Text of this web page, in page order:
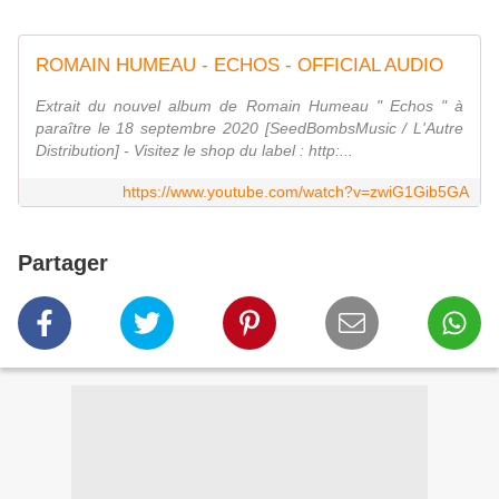
ROMAIN HUMEAU - ECHOS - OFFICIAL AUDIO
Extrait du nouvel album de Romain Humeau " Echos " à
paraître le 18 septembre 2020 [SeedBombsMusic / L'Autre
Distribution] - Visitez le shop du label : http:...
https://www.youtube.com/watch?v=zwiG1Gib5GA
Partager